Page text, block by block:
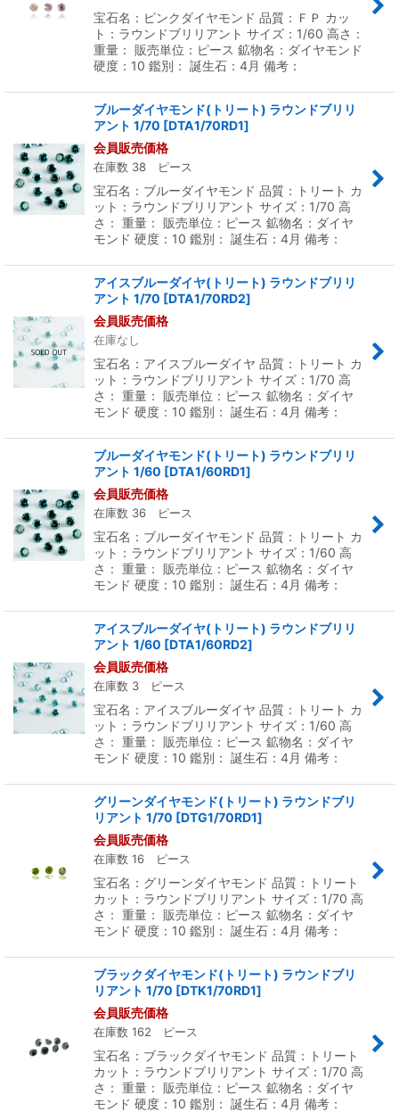
宝石名：ピンクダイヤモンド 品質：ＦＰ カッ
ト：ラウンドブリリアント サイズ：1/60 高さ：
重量： 販売単位：ピース 鉱物名：ダイヤモンド
硬度：10 鑑別： 誕生石：4月 備考：
ブルーダイヤモンド(トリート) ラウンドブリリ
アント 1/70 [DTA1/70RD1]
会員販売価格
在庫数 38 ピース
宝石名：ブルーダイヤモンド 品質：トリート カ
ット：ラウンドブリリアント サイズ：1/70 高
さ： 重量： 販売単位：ピース 鉱物名：ダイヤ
モンド 硬度：10 鑑別： 誕生石：4月 備考：
アイスブルーダイヤ(トリート) ラウンドブリリ
アント 1/70 [DTA1/70RD2]
会員販売価格
在庫なし
宝石名：アイスブルーダイヤ 品質：トリート カ
ット：ラウンドブリリアント サイズ：1/70 高
さ： 重量： 販売単位：ピース 鉱物名：ダイヤ
モンド 硬度：10 鑑別： 誕生石：4月 備考：
ブルーダイヤモンド(トリート) ラウンドブリリ
アント 1/60 [DTA1/60RD1]
会員販売価格
在庫数 36 ピース
宝石名：ブルーダイヤモンド 品質：トリート カ
ット：ラウンドブリリアント サイズ：1/60 高
さ： 重量： 販売単位：ピース 鉱物名：ダイヤ
モンド 硬度：10 鑑別： 誕生石：4月 備考：
アイスブルーダイヤ(トリート) ラウンドブリリ
アント 1/60 [DTA1/60RD2]
会員販売価格
在庫数 3 ピース
宝石名：アイスブルーダイヤ 品質：トリート カ
ット：ラウンドブリリアント サイズ：1/60 高
さ： 重量： 販売単位：ピース 鉱物名：ダイヤ
モンド 硬度：10 鑑別： 誕生石：4月 備考：
グリーンダイヤモンド(トリート) ラウンドブリ
リアント 1/70 [DTG1/70RD1]
会員販売価格
在庫数 16 ピース
宝石名：グリーンダイヤモンド 品質：トリート
カット：ラウンドブリリアント サイズ：1/70 高
さ： 重量： 販売単位：ピース 鉱物名：ダイヤ
モンド 硬度：10 鑑別： 誕生石：4月 備考：
ブラックダイヤモンド(トリート) ラウンドブリ
リアント 1/70 [DTK1/70RD1]
会員販売価格
在庫数 162 ピース
宝石名：ブラックダイヤモンド 品質：トリート
カット：ラウンドブリリアント サイズ：1/70 高
さ： 重量： 販売単位：ピース 鉱物名：ダイヤ
モンド 硬度：10 鑑別： 誕生石：4月 備考：